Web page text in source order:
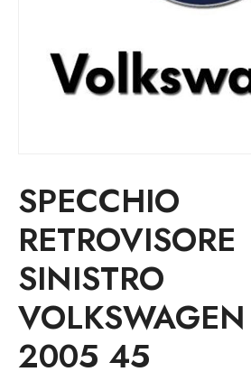
SPECCHIO
RETROVISORE
SINISTRO
2005 45